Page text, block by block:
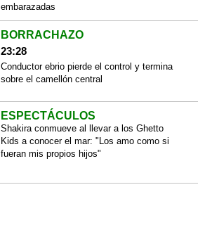
embarazadas
BORRACHAZO
23:28
Conductor ebrio pierde el control y termina
sobre el camellón central
ESPECTÁCULOS
Shakira conmueve al llevar a los Ghetto
Kids a conocer el mar: "Los amo como si
fueran mis propios hijos"